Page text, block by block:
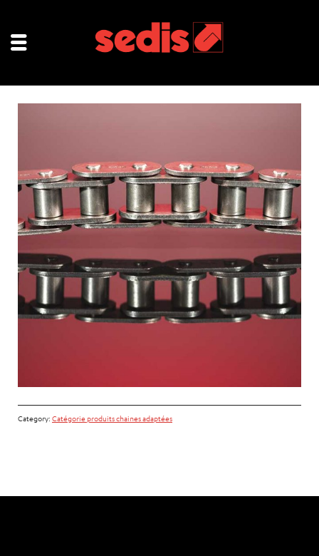
Category: Catégorie produits chaines adaptées